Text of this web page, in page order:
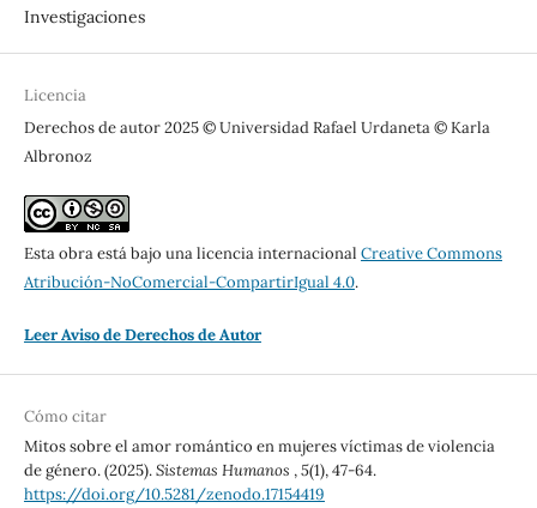
Investigaciones
Licencia
Derechos de autor 2025 © Universidad Rafael Urdaneta © Karla
Albronoz
Esta obra está bajo una licencia internacional Creative Commons
Atribución-NoComercial-CompartirIgual 4.0.
Leer Aviso de Derechos de Autor
Cómo citar
Mitos sobre el amor romántico en mujeres víctimas de violencia
de género. (2025).Sistemas Humanos ,5(1), 47-64.
https://doi.org/10.5281/zenodo.17154419